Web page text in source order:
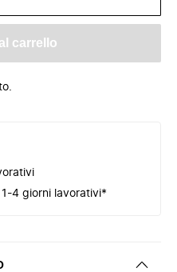
carrello
4 giorni lavorativi*